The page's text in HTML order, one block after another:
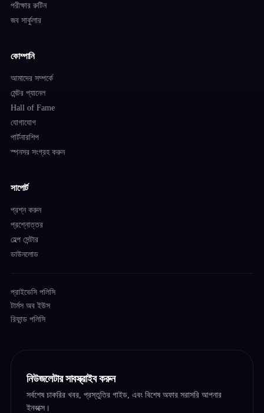
পরীক্ষার রুটিন
জব সার্কুলার
কোম্পানি
আমাদের সম্পর্কে
মেন্টর প্যানেল
Hall of Fame
যোগাযোগ
পার্টনারশিপ
স্পনসর সংগ্রহ করুন
সাপোর্ট
প্রশ্ন করুন
প্রশ্নোত্তর
হেল্প সেন্টার
ডাউনলোড
প্রাইভেসি পলিসি
টার্মস অব ইউস
রিফান্ড পলিসি
নিউজলেটার সাবস্ক্রাইব করুন
সর্বশেষ চাকরির খবর, প্রস্তুতির গাইড, এবং বিশেষ অফার সরাসরি আপনার
ইনবক্সে।